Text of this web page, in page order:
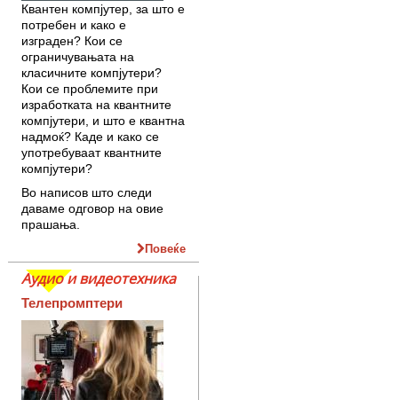
Квантен компјутер, за што е
потребен и како е
изграден? Кои се
ограничувањата на
класичните компјутери?
Кои се проблемите при
изработката на квантните
компјутери, и што е квантна
надмоќ? Каде и како се
употребуваат квантните
компјутери?
Во написов што следи
даваме одговор на овие
прашања.
Повеќе
Аудио и видеотехника
Телепромптери